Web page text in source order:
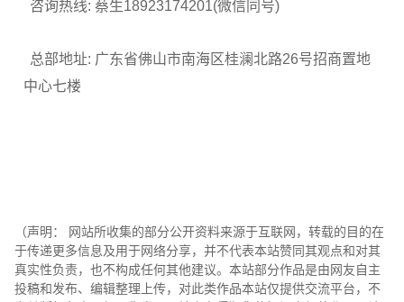
咨询热线: 蔡生18923174201(微信同号)
总部地址: 广东省佛山市南海区桂澜北路26号招商置地
中心七楼
（声明： 网站所收集的部分公开资料来源于互联网，转载的目的在
于传递更多信息及用于网络分享，并不代表本站赞同其观点和对其
真实性负责，也不构成任何其他建议。本站部分作品是由网友自主
投稿和发布、编辑整理上传，对此类作品本站仅提供交流平台，不